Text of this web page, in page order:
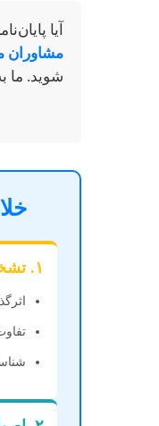
آیا
مشاوران
شوید. ما
۱. تشخیص اهمیت